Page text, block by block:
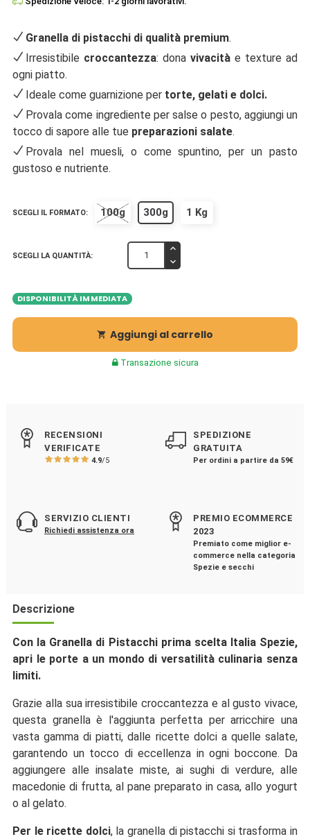
Granella di pistacchi di qualità premium.
Irresistibile croccantezza: donavivacità e texture ad
ogni piatto.
Ideale come guarnizione per torte, gelati e dolci.
Provala come ingrediente per salse o pesto, aggiungi un
tocco di sapore alle tue preparazioni salate.
Provala nel muesli, o come spuntino, per un pasto
gustoso e nutriente.
SCEGLI IL FORMATO: 100g 300g 1 Kg
SCEGLI LA QUANTITÀ:
DISPONIBILITÀ IMMEDIATA
 Aggiungi al carrello
Transazione sicura
RECENSIONI
VERIFICATE
4.9/5
SPEDIZIONE
GRATUITA
Per ordini a partire da 59€
SERVIZIO CLIENTI
Richiedi assistenza ora
PREMIO ECOMMERCE
2023
Premiato come miglior e-
commerce nella categoria
Spezie e secchi
Descrizione
Con la Granella di Pistacchi prima scelta Italia Spezie,
apri le porte a un mondo di versatilità culinaria senza
limiti.
Grazie alla sua irresistibile croccantezza e al gusto vivace,
questa granella è l'aggiunta perfetta per arricchire una
vasta gamma di piatti, dalle ricette dolci a quelle salate,
garantendo un tocco di eccellenza in ogni boccone. Da
aggiungere alle insalate miste, ai sughi di verdure, alle
macedonie di frutta, al pane preparato in casa, allo yogurt
o al gelato.
Per le ricette dolci, la granella di pistacchi si trasforma in